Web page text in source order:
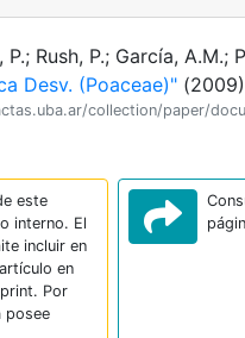
Rush, P.; García, A.M.;
Desv. (Poaceae)"
collection/paper/
este
interno. El
incluir en
en
Por
posee